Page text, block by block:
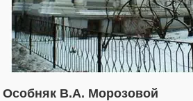
Особняк В.А. Морозовой
1,407,357 29,248
319,882 8,286
160,021 5,91613,485